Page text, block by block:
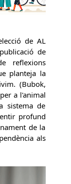
de AL
de
reflexions
planteja la
(Bubok,
a l'animal
sistema de
profund
de la
als